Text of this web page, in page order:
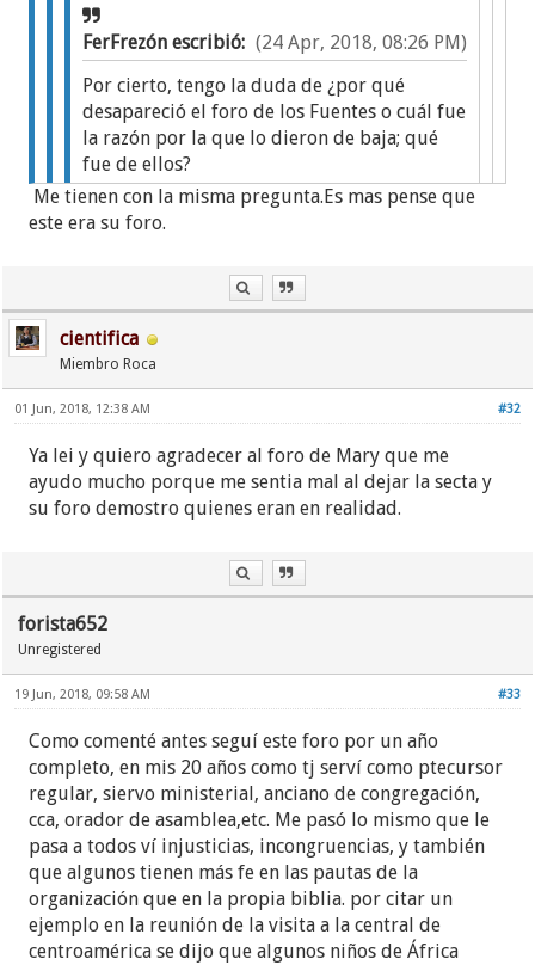
(24 Apr, 2018, 08:26 PM)
FerFrezón escribió:
Por cierto, tengo la duda de ¿por qué
desapareció el foro de los Fuentes o cuál fue
la razón por la que lo dieron de baja; qué
fue de ellos?
QUE FUE DE AQUEL FORO DE LOS FUENTES??
Perfecto, tú siempre con la disposición de ayudar.
su decisión.
Me tienen con la misma pregunta.Es mas pense que
este era su foro.
cientifica
Miembro Roca
#32
01 Jun, 2018, 12:38 AM
Ya lei y quiero agradecer al foro de Mary que me
ayudo mucho porque me sentia mal al dejar la secta y
su foro demostro quienes eran en realidad.
forista652
Unregistered
#33
19 Jun, 2018, 09:58 AM
Como comenté antes seguí este foro por un año
completo, en mis 20 años como tj serví como ptecursor
regular, siervo ministerial, anciano de congregación,
cca, orador de asamblea,etc. Me pasó lo mismo que le
pasa a todos ví injusticias, incongruencias, y también
que algunos tienen más fe en las pautas de la
organización que en la propia biblia. por citar un
ejemplo en la reunión de la visita a la central de
centroamérica se dijo que algunos niños de África